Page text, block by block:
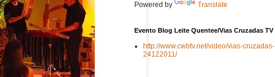
Powered by Translate
Evento Blog Leite Quentee/Vias Cruzadas TV
http://www.cwbtv.net/video/vias-cruzadas-
24122011/